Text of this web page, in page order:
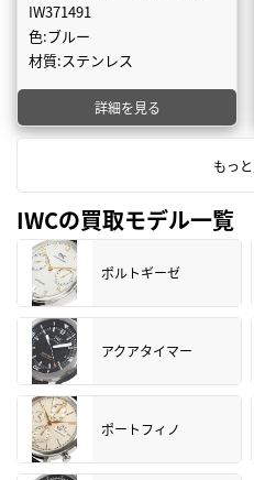
IW371491
色:ブルー
材質:ステンレス
詳細を見る
もっ
IWCの買取モデル一覧
ポルトギーゼ
アクアタイマー
ポートフィノ